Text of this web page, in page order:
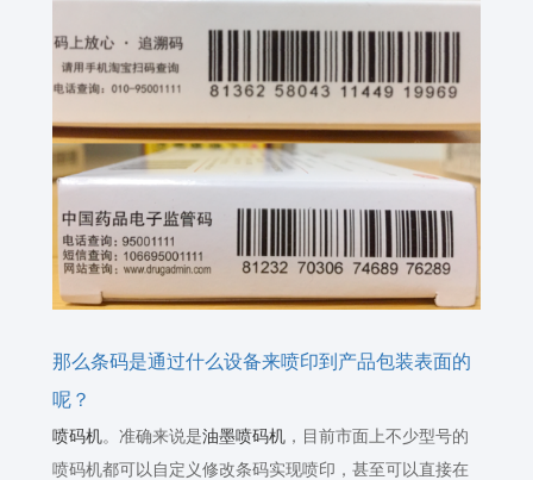
那么条码是通过什么设备来喷印到产品包装表面的
呢？
喷码机。准确来说是油墨喷码机 ，目前市面上不少型号的
喷码机都可以自定义修改条码实现喷印，甚至可以直接在